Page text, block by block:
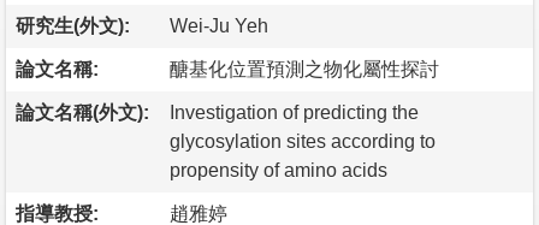
研究生(外文): Wei-Ju Yeh
論文名稱: 醣基化位置預測之物化屬性探討
論文名稱(外文):
Investigation of predicting the
glycosylation sites according to
propensity of amino acids
指導教授: 趙雅婷